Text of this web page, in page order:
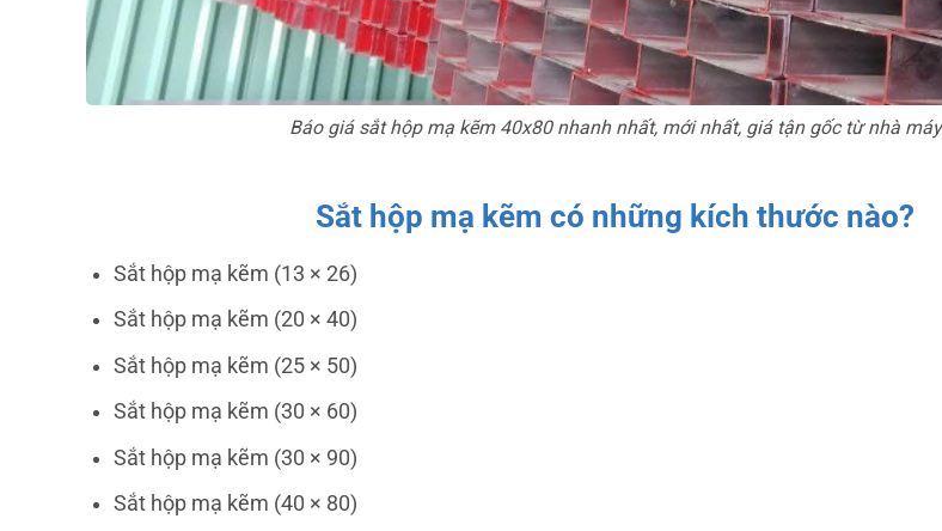
Báo giá sắt hộp mạ kẽm 40x80 nhanh nhất, mới nhất, giá tận gốc từ nhà máy
Sắt hộp mạ kẽm có những kích thước nào?
Sắt hộp mạ kẽm (13 × 26)
Sắt hộp mạ kẽm (20 × 40)
Sắt hộp mạ kẽm (25 × 50)
Sắt hộp mạ kẽm (30 × 60)
Sắt hộp mạ kẽm (30 × 90)
Sắt hộp mạ kẽm (40 × 80)